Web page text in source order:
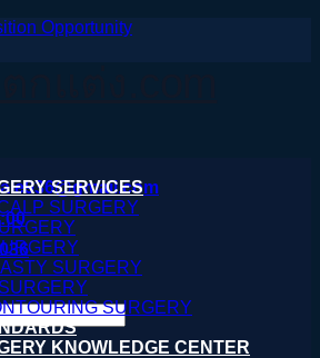
Opportunity
SERVICES
SURGERY
SURGERY
SURGERY
KNOWLEDGE CENTER